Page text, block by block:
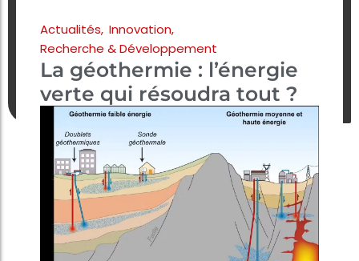
Actualités, Innovation,
Recherche & Développement
La géothermie : l’énergie
verte qui résoudra tout ?